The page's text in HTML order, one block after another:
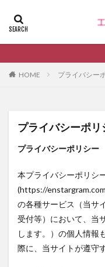
HOME プライバシー
プライバシーポリ
プライバシーポリシー
本プライバシーポリシ
(https://
の各種サービス（当サ
受付等）において、当
します。）の個人情報
際に、当サイトが遵守